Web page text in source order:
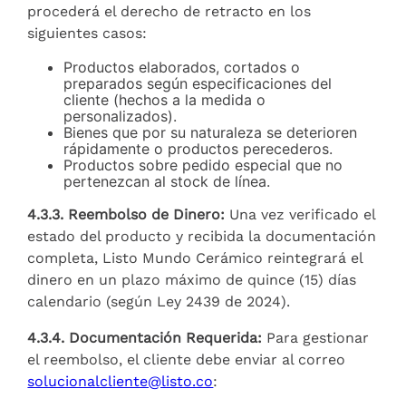
procederá el derecho de retracto en los
siguientes casos:
Productos elaborados, cortados o
preparados según especificaciones del
cliente (hechos a la medida o
personalizados).
Bienes que por su naturaleza se deterioren
rápidamente o productos perecederos.
Productos sobre pedido especial que no
pertenezcan al stock de línea.
4.3.3. Reembolso de Dinero: Una vez verificado el
estado del producto y recibida la documentación
completa, Listo Mundo Cerámico reintegrará el
dinero en un plazo máximo de quince (15) días
calendario (según Ley 2439 de 2024).
4.3.4. Documentación Requerida: Para gestionar
el reembolso, el cliente debe enviar al correo
solucionalcliente@listo.co: